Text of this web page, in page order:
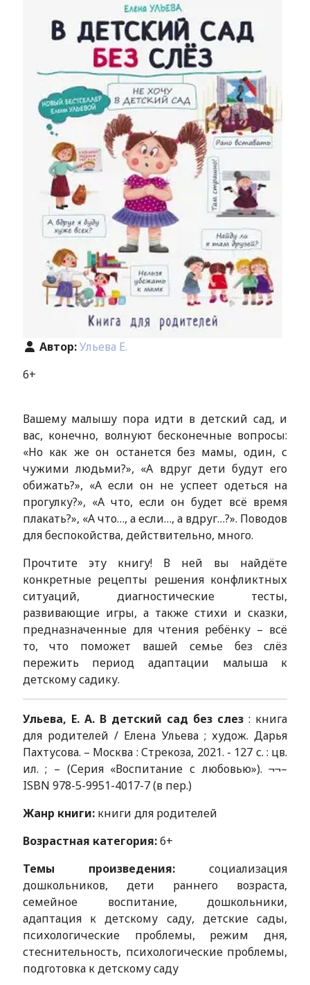
Автор:Ульева Е.
6+
Вашему малышу пора идти в детский сад, и
вас, конечно, волнуют бесконечные вопросы:
«Но как же он останется без мамы, один, с
чужими людьми?», «А вдруг дети будут его
обижать?», «А если он не успеет одеться на
прогулку?», «А что, если он будет всё время
плакать?», «А что…, а если…, а вдруг…?». Поводов
для беспокойства, действительно, много.
Прочтите эту книгу! В ней вы найдёте
конкретные рецепты решения конфликтных
ситуаций, диагностические тесты,
развивающие игры, а также стихи и сказки,
предназначенные для чтения ребёнку – всё
то, что поможет вашей семье без слёз
пережить период адаптации малыша к
детскому садику.
Ульева, Е. А. В детский сад без слез : книга
для родителей / Елена Ульева ; худож. Дарья
Пахтусова. – Москва : Стрекоза, 2021. - 127 с. : цв.
ил. ; – (Серия «Воспитание с любовью»). ¬¬–
ISBN 978-5-9951-4017-7 (в пер.)
Жанр книги:книги для родителей
Возрастная категория:6+
Темы произведения: социализация
дошкольников, дети раннего возраста,
семейное воспитание, дошкольники,
адаптация к детскому саду, детские сады,
психологические проблемы, режим дня,
стеснительность, психологические проблемы,
подготовка к детскому саду